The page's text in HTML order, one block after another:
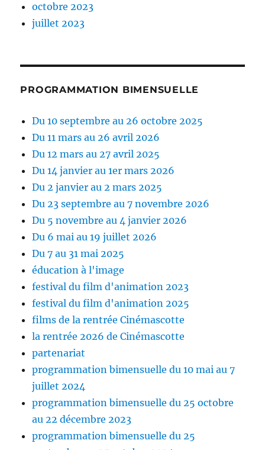
octobre 2023
juillet 2023
PROGRAMMATION BIMENSUELLE
Du 10 septembre au 26 octobre 2025
Du 11 mars au 26 avril 2026
Du 12 mars au 27 avril 2025
Du 14 janvier au 1er mars 2026
Du 2 janvier au 2 mars 2025
Du 23 septembre au 7 novembre 2026
Du 5 novembre au 4 janvier 2026
Du 6 mai au 19 juillet 2026
Du 7 au 31 mai 2025
éducation à l'image
festival du film d'animation 2023
festival du film d'animation 2025
films de la rentrée Cinémascotte
la rentrée 2026 de Cinémascotte
partenariat
programmation bimensuelle du 10 mai au 7
juillet 2024
programmation bimensuelle du 25 octobre
au 22 décembre 2023
programmation bimensuelle du 25